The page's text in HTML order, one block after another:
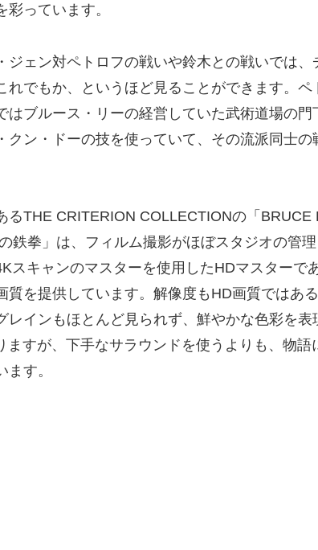
っています。
ジェン対ペトロフの戦いや鈴木との戦いでは
れでもか、というほど見ることができます。
はブルース・リーの経営していた武術道場の
クン・ドーの技を使っていて、その流派同士
るTHE CRITERION COLLECTIONの「BRUCE
鉄拳」は、フィルム撮影がほぼスタジオの管
スキャンのマスターを使用したHDマスターで
質を提供しています。解像度もHD画質ではあ
レインもほとんど見られず、鮮やかな色彩を表
ますが、下手なサラウンドを使うよりも、物
す。